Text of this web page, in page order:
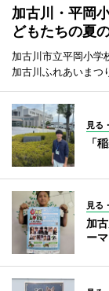
加古川・平岡
どもたちの夏
加古川市立平岡小学
加古川ふれあいまつ
見る
「
見る
加
ー